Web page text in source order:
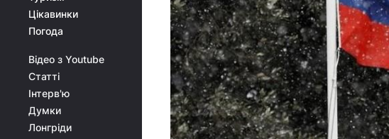
Цікавинки
Погода
Відео з Youtube
Статті
Інтерв'ю
Думки
Лонгріди